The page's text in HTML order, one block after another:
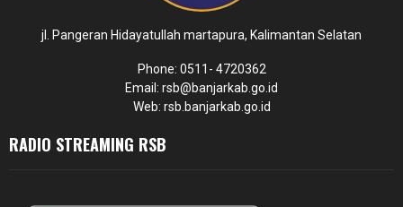
jl. Pangeran Hidayatullah martapura, Kalimantan Selatan
Phone: 0511- 4720362
Email: rsb@banjarkab.go.id
Web: rsb.banjarkab.go.id
RADIO STREAMING RSB